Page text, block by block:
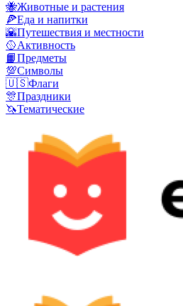
🐝Животные и растения
🍕Еда и напитки
🌇Путешествия и местности
🥎Активность
📙Предметы
💯Символы
🇺🇸Флаги
🎊Праздники
🦄Тематические